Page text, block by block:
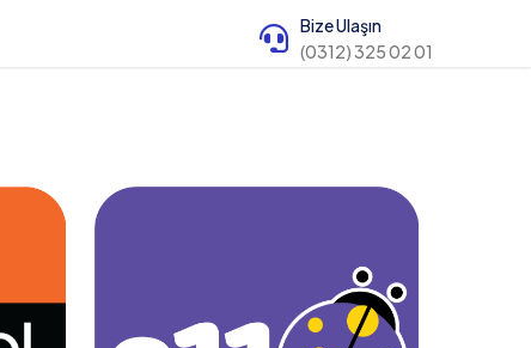
Bize Ulaşın
(0312) 325 02 01